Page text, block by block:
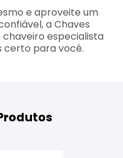
e aproveite um
a Chaves
chaveiro especialista
certo para você.